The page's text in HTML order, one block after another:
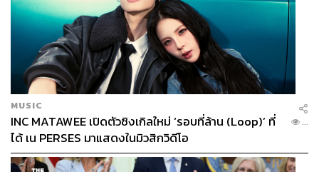
MUSIC
INC MATAWEE เปิดตัวซิงเกิลใหม่ ‘รอบที่ล้าน (Loop)’ ที่
ได้ เน PERSES มาแสดงในมิวสิกวิดีโอ
...